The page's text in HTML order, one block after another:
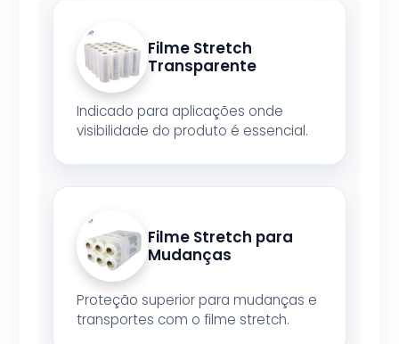
Filme Stretch
Transparente
Indicado para aplicações onde
visibilidade do produto é essencial.
Filme Stretch para
Mudanças
Proteção superior para mudanças e
transportes com o filme stretch.